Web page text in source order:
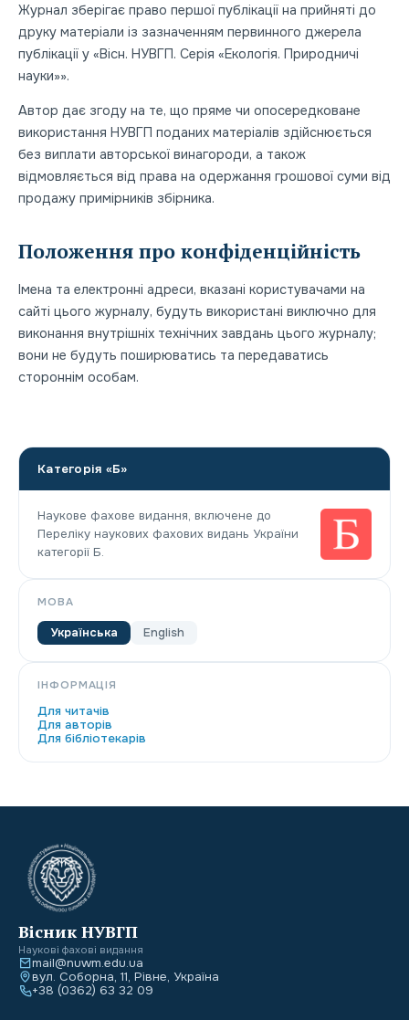
Журнал зберігає право першої публікації на прийняті до
друку матеріали із зазначенням первинного джерела
публікації у «Вісн. НУВГП. Серія «Екологія. Природничі
науки»».
Автор дає згоду на те, що пряме чи опосередковане
використання НУВГП поданих матеріалів здійснюється
без виплати авторської винагороди, а також
відмовляється від права на одержання грошової суми від
продажу примірників збірника.
Положення про конфіденційність
Імена та електронні адреси, вказані користувачами на
сайті цього журналу, будуть використані виключно для
виконання внутрішніх технічних завдань цього журналу;
вони не будуть поширюватись та передаватись
стороннім особам.
Категорія «Б»
Наукове фахове видання, включене до
Переліку наукових фахових видань України
категорії Б.
МОВА
Українська English
ІНФОРМАЦІЯ
Для читачів
Для авторів
Для бібліотекарів
Вісник НУВГП
Наукові фахові видання
mail@nuwm.edu.ua
вул. Соборна, 11, Рівне, Україна
+38 (0362) 63 32 09